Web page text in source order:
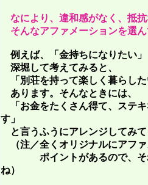
なにより、違和感がなく、抵
そんなアファメーションを選
例えば、「金持ちになりたい
深堀して考えてみると、
「別荘を持って楽しく暮らし
あります。そんなときには、
「お金をたくさん得て、ステ
す」
と言うふうにアレンジしてみ
（注／全くオリジナルにアフ
ポイントがあるので、それ
ね）